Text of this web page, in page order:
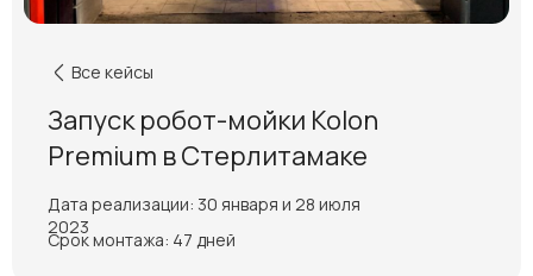
Запуск робот-мойки Kolon
Premium в Стерлитамаке
Дата реализации: 30 января и 28 июля
2023
Срок монтажа: 47 дней
Все кейсы